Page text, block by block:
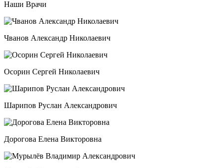
Наши Врачи
Чванов Александр Николаевич
Осорин Сергей Николаевич
Шарипов Руслан Александрович
Дорогова Елена Викторовна